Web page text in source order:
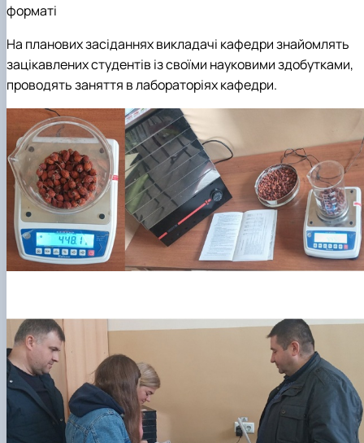
форматі
На планових засіданнях викладачі кафедри знайомлять
зацікавлених студентів із своїми науковими здобутками,
проводять заняття в лабораторіях кафедри.